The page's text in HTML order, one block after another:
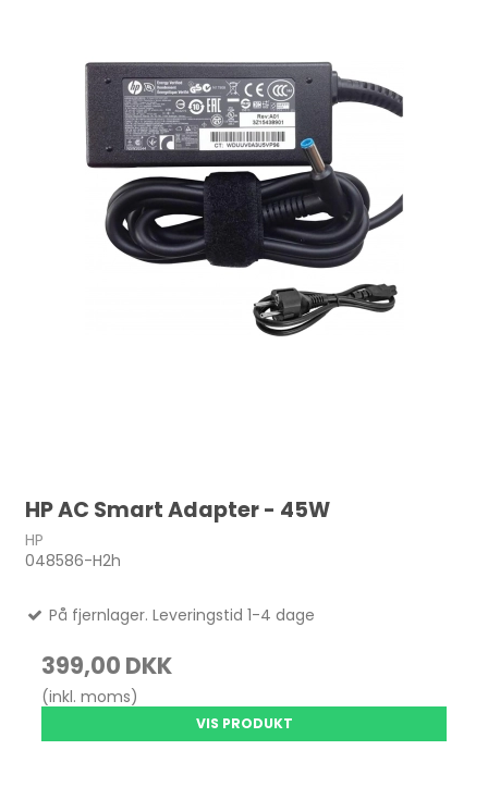
HP AC Smart Adapter - 45W
HP
048586-H2h
På fjernlager. Leveringstid 1-4 dage
399,00 DKK
(inkl. moms)
VIS PRODUKT